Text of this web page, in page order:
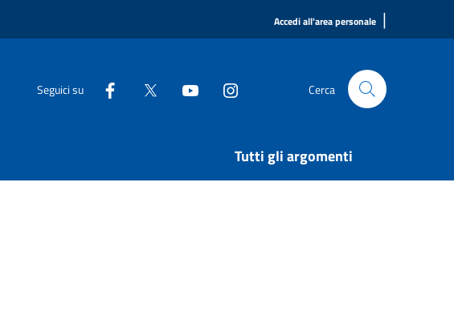
Accedi all'area personale |
Seguici su Cerca
Tutti gli argomenti